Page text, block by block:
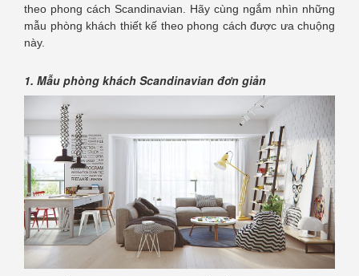
theo phong cách Scandinavian. Hãy cùng ngắm nhìn những
mẫu phòng khách thiết kế theo phong cách được ưa chuộng
này.
1. Mẫu phòng khách Scandinavian đơn giản